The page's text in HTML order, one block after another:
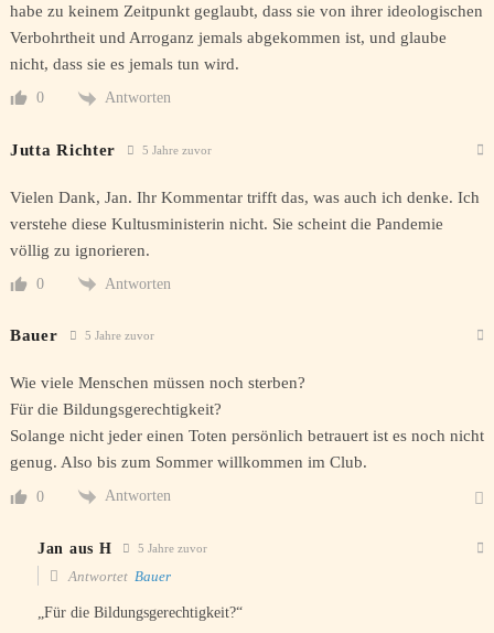
habe zu keinem Zeitpunkt geglaubt, dass sie von ihrer ideologischen
Verbohrtheit und Arroganz jemals abgekommen ist, und glaube
nicht, dass sie es jemals tun wird.
0 Antworten
Jutta Richter 5 Jahre zuvor
Vielen Dank, Jan. Ihr Kommentar trifft das, was auch ich denke. Ich
verstehe diese Kultusministerin nicht. Sie scheint die Pandemie
völlig zu ignorieren.
0 Antworten
Bauer 5 Jahre zuvor
Wie viele Menschen müssen noch sterben?
Für die Bildungsgerechtigkeit?
Solange nicht jeder einen Toten persönlich betrauert ist es noch nicht
genug. Also bis zum Sommer willkommen im Club.
0 Antworten
Jan aus H 5 Jahre zuvor
Antwortet Bauer
„Für die Bildungsgerechtigkeit?“